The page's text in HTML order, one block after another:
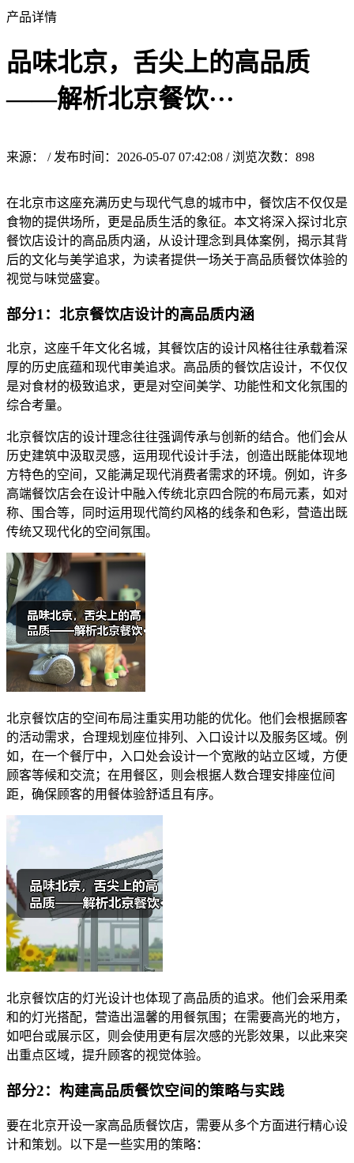
产品详情
品味北京，舌尖上的高品质
——解析北京餐饮···
来源： / 发布时间：2026-05-07 07:42:08 / 浏览次数： 898
在北京市这座充满历史与现代气息的城市中，餐饮店不仅仅是
食物的提供场所，更是品质生活的象征。本文将深入探讨北京
餐饮店设计的高品质内涵，从设计理念到具体案例，揭示其背
后的文化与美学追求，为读者提供一场关于高品质餐饮体验的
视觉与味觉盛宴。
部分1：北京餐饮店设计的高品质内涵
北京，这座千年文化名城，其餐饮店的设计风格往往承载着深
厚的历史底蕴和现代审美追求。高品质的餐饮店设计，不仅仅
是对食材的极致追求，更是对空间美学、功能性和文化氛围的
综合考量。
北京餐饮店的设计理念往往强调传承与创新的结合。他们会从
历史建筑中汲取灵感，运用现代设计手法，创造出既能体现地
方特色的空间，又能满足现代消费者需求的环境。例如，许多
高端餐饮店会在设计中融入传统北京四合院的布局元素，如对
称、围合等，同时运用现代简约风格的线条和色彩，营造出既
传统又现代化的空间氛围。
北京餐饮店的空间布局注重实用功能的优化。他们会根据顾客
的活动需求，合理规划座位排列、入口设计以及服务区域。例
如，在一个餐厅中，入口处会设计一个宽敞的站立区域，方便
顾客等候和交流；在用餐区，则会根据人数合理安排座位间
距，确保顾客的用餐体验舒适且有序。
北京餐饮店的灯光设计也体现了高品质的追求。他们会采用柔
和的灯光搭配，营造出温馨的用餐氛围；在需要高光的地方，
如吧台或展示区，则会使用更有层次感的光影效果，以此来突
出重点区域，提升顾客的视觉体验。
部分2：构建高品质餐饮空间的策略与实践
要在北京开设一家高品质餐饮店，需要从多个方面进行精心设
计和策划。以下是一些实用的策略：